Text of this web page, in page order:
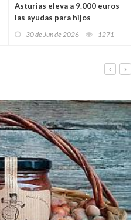
Asturias eleva a 9.000 euros
las ayudas para hijos
30 de Jun de 2026 1271